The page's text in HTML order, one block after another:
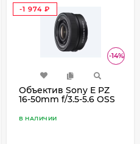
-14%
-1 974
Объектив Sony E PZ
16-50mm f/3.5-5.6 OSS
В НАЛИЧИИ